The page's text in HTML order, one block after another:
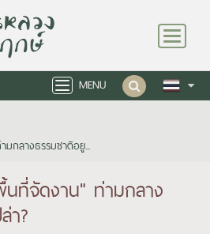
Toggle
navigation
MENU
Toggle
navigation
กลางธรรมชาติอยู...
นที่จัดงาน" ท่ามกลาง
า?